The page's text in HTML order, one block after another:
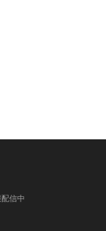
信中